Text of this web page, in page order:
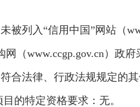
未被列入“信用中国”网站（
网（www.ccgp.gov.cn）政
符合法律、行政法规规定的
目的特定资格要求：无。